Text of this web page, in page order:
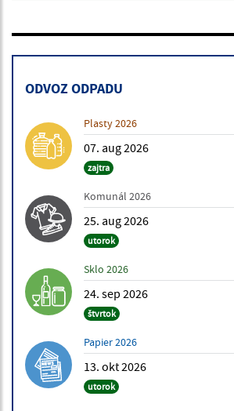
ODVOZ ODPADU
Plasty 2026
07. aug 2026
zajtra
Komunál 2026
25. aug 2026
utorok
Sklo 2026
24. sep 2026
štvrtok
Papier 2026
13. okt 2026
utorok